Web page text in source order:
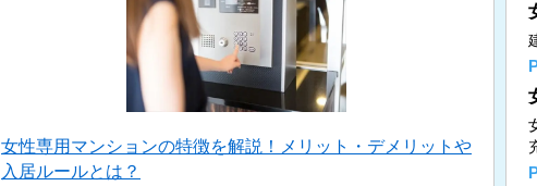
女性専用マンションの特徴を解説！メリット・デメリットや
入居ルールとは？